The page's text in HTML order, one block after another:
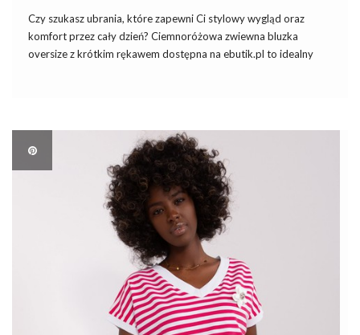
Czy szukasz ubrania, które zapewni Ci stylowy wygląd oraz
komfort przez cały dzień? Ciemnoróżowa zwiewna bluzka
oversize z krótkim rękawem dostępna na ebutik.pl to idealny